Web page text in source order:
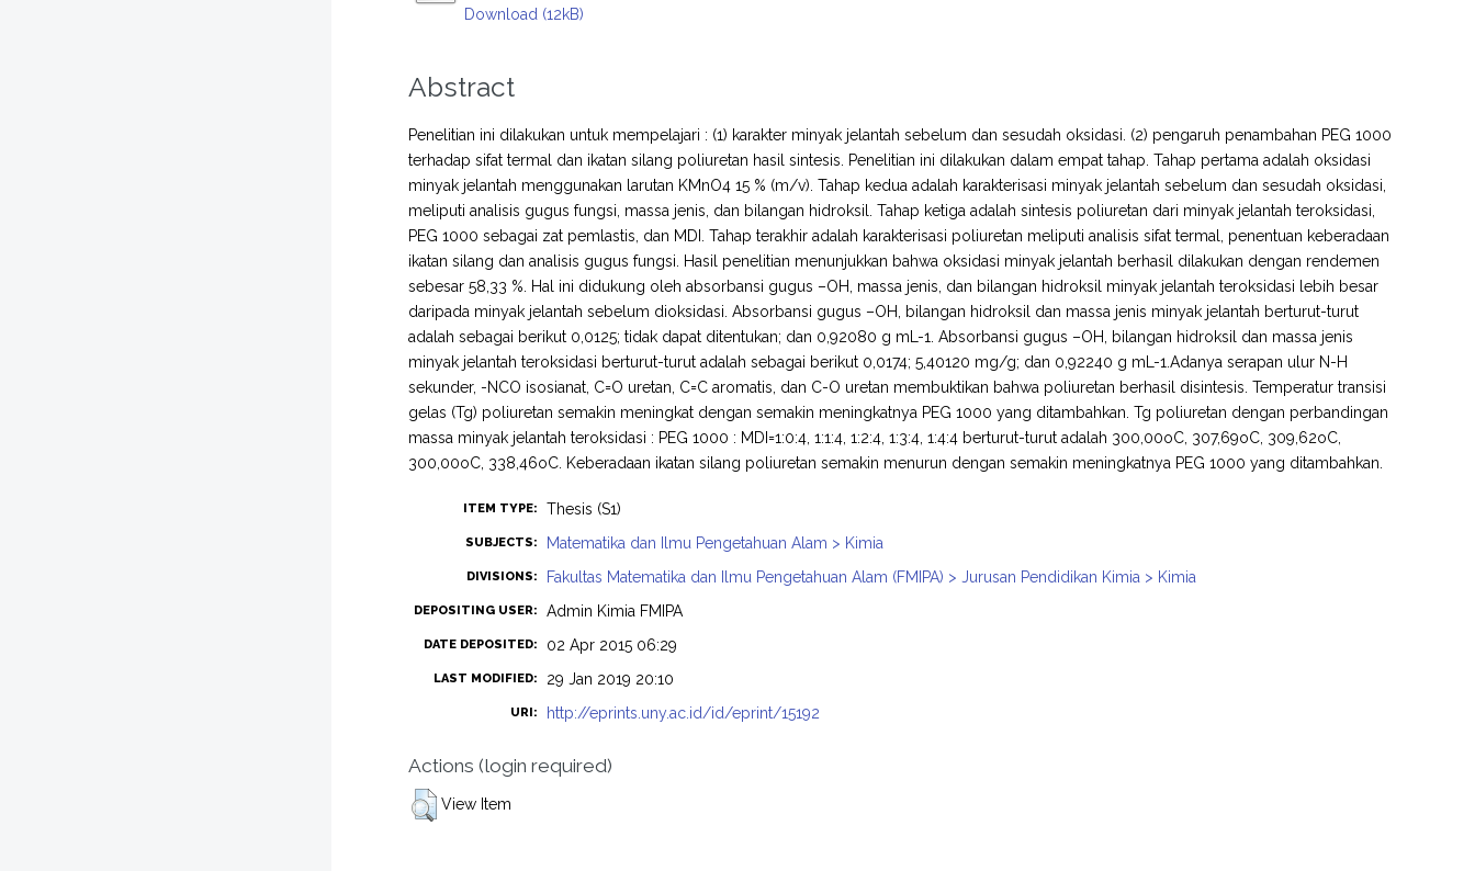
Download (12kB)
Abstract
Penelitian ini dilakukan untuk mempelajari : (1) karakter minyak jelantah sebelum dan sesudah oksidasi. (2) pengaruh penambahan PEG 1000
terhadap sifat termal dan ikatan silang poliuretan hasil sintesis. Penelitian ini dilakukan dalam empat tahap. Tahap pertama adalah oksidasi
minyak jelantah menggunakan larutan KMnO4 15 % (m/v). Tahap kedua adalah karakterisasi minyak jelantah sebelum dan sesudah oksidasi,
meliputi analisis gugus fungsi, massa jenis, dan bilangan hidroksil. Tahap ketiga adalah sintesis poliuretan dari minyak jelantah teroksidasi,
PEG 1000 sebagai zat pemlastis, dan MDI. Tahap terakhir adalah karakterisasi poliuretan meliputi analisis sifat termal, penentuan keberadaan
ikatan silang dan analisis gugus fungsi. Hasil penelitian menunjukkan bahwa oksidasi minyak jelantah berhasil dilakukan dengan rendemen
sebesar 58,33 %. Hal ini didukung oleh absorbansi gugus –OH, massa jenis, dan bilangan hidroksil minyak jelantah teroksidasi lebih besar
daripada minyak jelantah sebelum dioksidasi. Absorbansi gugus –OH, bilangan hidroksil dan massa jenis minyak jelantah berturut-turut
adalah sebagai berikut 0,0125; tidak dapat ditentukan; dan 0,92080 g mL-1. Absorbansi gugus –OH, bilangan hidroksil dan massa jenis
minyak jelantah teroksidasi berturut-turut adalah sebagai berikut 0,0174; 5,40120 mg/g; dan 0,92240 g mL-1.Adanya serapan ulur N-H
sekunder, -NCO isosianat, C=O uretan, C=C aromatis, dan C-O uretan membuktikan bahwa poliuretan berhasil disintesis. Temperatur transisi
gelas (Tg) poliuretan semakin meningkat dengan semakin meningkatnya PEG 1000 yang ditambahkan. Tg poliuretan dengan perbandingan
massa minyak jelantah teroksidasi : PEG 1000 : MDI=1:0:4, 1:1:4, 1:2:4, 1:3:4, 1:4:4 berturut-turut adalah 300,00oC, 307,69oC, 309,62oC,
300,00oC, 338,46oC. Keberadaan ikatan silang poliuretan semakin menurun dengan semakin meningkatnya PEG 1000 yang ditambahkan.
ITEM TYPE: Thesis (S1)
SUBJECTS: Matematika dan Ilmu Pengetahuan Alam > Kimia
DIVISIONS: Fakultas Matematika dan Ilmu Pengetahuan Alam (FMIPA) > Jurusan Pendidikan Kimia > Kimia
DEPOSITING USER: Admin Kimia FMIPA
DATE DEPOSITED: 02 Apr 2015 06:29
LAST MODIFIED: 29 Jan 2019 20:10
URI: http://eprints.uny.ac.id/id/eprint/15192
Actions (login required)
View Item